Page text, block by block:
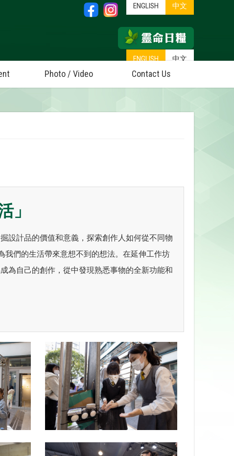
ENGLISH 中文
ENGLISH 中文
Photo / Video Contact Us
」
設計品的價值和意義，探索創作人如何從不同物
我們的生活帶來意想不到的想法。在延伸工作坊
為自己的創作，從中發現熟悉事物的全新功能和